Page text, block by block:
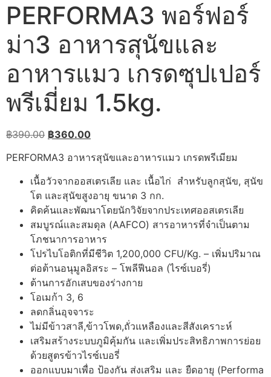
PERFORMA3 พอร์​ฟอร์​
ม่า3 อาหารสุนัขและ
อาหารแมว เกรดซุปเปอร์​
พรีเมี่ยม 1.5kg.
฿390.00 Original
was:
฿390.00.
฿360.00Current
is:
฿360.00.
PERFORMA3 อาหารสุนัขและอาหารแมว เกรดพรีเมียม
​เนื้อวัวจากออสเตรเลีย​ และ เนื้อไก่​ ​ สำหรับลูกสุนัข, สุนัข
โต​ และสุนัขสูงอายุ​ ขนาด 3 กก.
คิดค้นและพัฒ​นาโดยนักวิจัยจากประเทศออสเตรเลีย
สมบูรณ์และสมดุล​ (AAFCO) สารอาหารที่จำเป็นตาม
โภชนาการอาหาร
โปรไบโอติกที่มีชีวิต 1,200,000 CFU/Kg. – เพิ่มปริมาณ
ต่อต้านอนุมูลอิสระ – โพลีฟีนอล (ไรซ์เบอรี่)
ต้านการอักเสบของร่างกาย
โอเมก้า 3, 6
ลดกลิ่นอุจจาระ
ไม่มีข้าวสาลี,ข้าวโพด,ถั่วแหลืองและสีสังเคราะห์
เสริมสร้างระบบภูมิคุ้มกัน และเพิ่มประสิทธิภาพการย่อย
ด้วยสูตรข้าวไรซ์เบอรี่
ออกแบบมาเพื่อ ป้องกัน ส่งเสริม และ ยืดอายุ (Performa